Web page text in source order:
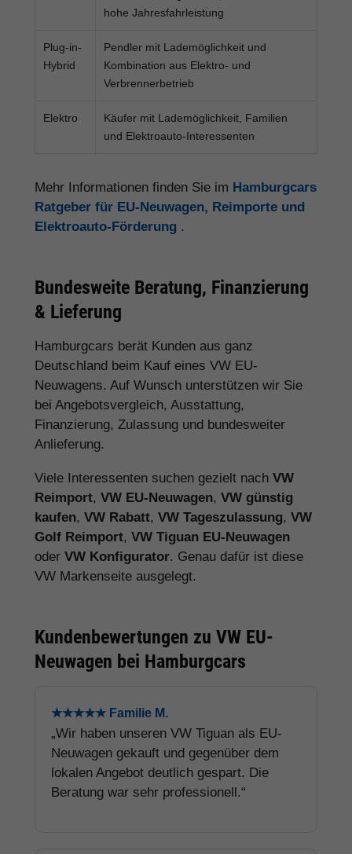
hohe Jahresfahrleistung
Plug-in-
Hybrid
Pendler mit Lademöglichkeit und
Kombination aus Elektro- und
Verbrennerbetrieb
Elektro
Käufer mit Lademöglichkeit, Familien
und Elektroauto-Interessenten
Mehr Informationen finden Sie im Hamburgcars
Ratgeber für EU-Neuwagen, Reimporte und
Elektroauto-Förderung .
Bundesweite Beratung, Finanzierung
& Lieferung
Hamburgcars berät Kunden aus ganz
Deutschland beim Kauf eines VW EU-
Neuwagens. Auf Wunsch unterstützen wir Sie
bei Angebotsvergleich, Ausstattung,
Finanzierung, Zulassung und bundesweiter
Anlieferung.
Viele Interessenten suchen gezielt nach VW
Reimport, VW EU-Neuwagen, VW günstig
kaufen, VW Rabatt, VW Tageszulassung, VW
Golf Reimport, VW Tiguan EU-Neuwagen
oder VW Konfigurator. Genau dafür ist diese
VW Markenseite ausgelegt.
Kundenbewertungen zu VW EU-
Neuwagen bei Hamburgcars
★★★★★ Familie M.
„Wir haben unseren VW Tiguan als EU-
Neuwagen gekauft und gegenüber dem
lokalen Angebot deutlich gespart. Die
Beratung war sehr professionell.“